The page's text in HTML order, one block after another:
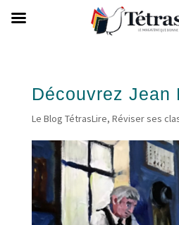
Découvrez Jean
Le Blog TétrasLire, Réviser ses